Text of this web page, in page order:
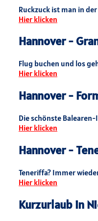
Ruckzuck ist man in
Hier klicken
Hannover -
Flug buchen und los
Hier klicken
Hannover -
Die schönste Balearen-
Hier klicken
Hannover -
Teneriffa? Immer
Hier klicken
Kurzurlaub in